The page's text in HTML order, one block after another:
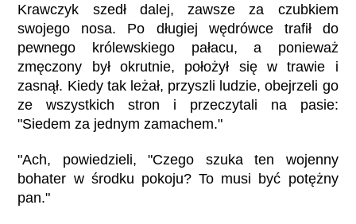
Krawczyk szedł dalej, zawsze za czubkiem
swojego nosa. Po długiej wędrówce trafił do
pewnego królewskiego pałacu, a ponieważ
zmęczony był okrutnie, położył się w trawie i
zasnął. Kiedy tak leżał, przyszli ludzie, obejrzeli go
ze wszystkich stron i przeczytali na pasie:
"Siedem za jednym zamachem."
"Ach, powiedzieli, "Czego szuka ten wojenny
bohater w środku pokoju? To musi być potężny
pan."